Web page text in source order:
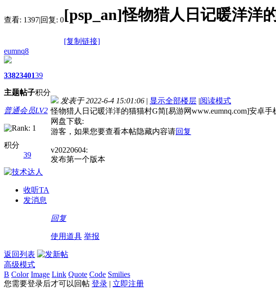
查看: 1397|回复: 0[psp_an]怪物猎人日记暖洋洋
[复制链接]
eumnq8
3382
主题
3401
帖子
39
积分
普通会员LV2
积分
39
收听TA
发消息
发表于 2022-6-4 15:01:06 | 显示全部楼层 |阅读模式
怪物猎人日记暖洋洋的猫猫村G简[易游网www.eumnq.com]安卓手
网盘下载:
游客，如果您要查看本帖隐藏内容请回复
v20220604:
发布第一个版本
回复
使用道具 举报
返回列表
高级模式
B Color Image Link Quote Code Smilies
您需要登录后才可以回帖 登录 | 立即注册